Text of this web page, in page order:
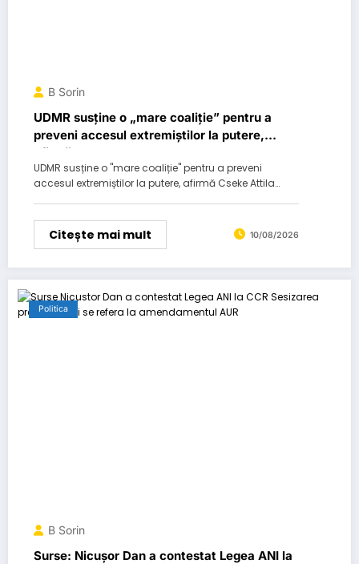
B Sorin
UDMR susține o „mare coaliție” pentru a
preveni accesul extremiștilor la putere,
afirmă Cseke…
UDMR susține o "mare coaliție" pentru a preveni
accesul extremiștilor la putere, afirmă Cseke Attila…
Citește mai mult 10/08/2026
Politica
B Sorin
Surse: Nicușor Dan a contestat Legea ANI la